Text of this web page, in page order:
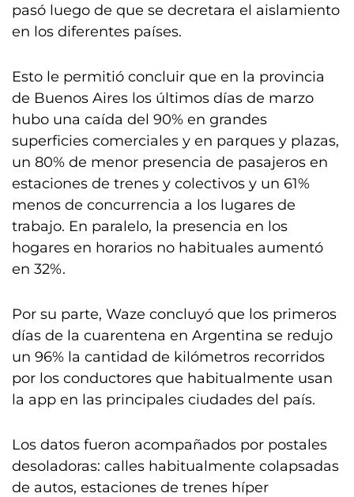
pasó luego de que se decretara el aislamiento
en los diferentes países.
Esto le permitió concluir que en la provincia
de Buenos Aires los últimos días de marzo
hubo una caída del 90% en grandes
superficies comerciales y en parques y plazas,
un 80% de menor presencia de pasajeros en
estaciones de trenes y colectivos y un 61%
menos de concurrencia a los lugares de
trabajo. En paralelo, la presencia en los
hogares en horarios no habituales aumentó
en 32%.
Por su parte, Waze concluyó que los primeros
días de la cuarentena en Argentina se redujo
un 96% la cantidad de kilómetros recorridos
por los conductores que habitualmente usan
la app en las principales ciudades del país.
Los datos fueron acompañados por postales
desoladoras: calles habitualmente colapsadas
de autos, estaciones de trenes híper